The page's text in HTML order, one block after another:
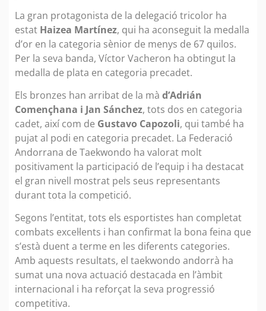
La gran protagonista de la delegació tricolor ha
estat Haizea Martínez, qui ha aconseguit la medalla
d’or en la categoria sènior de menys de 67 quilos.
Per la seva banda, Víctor Vacheron ha obtingut la
medalla de plata en categoria precadet.
Els bronzes han arribat de la mà d’Adrián
Començhana i Jan Sánchez, tots dos en categoria
cadet, així com de Gustavo Capozoli, qui també ha
pujat al podi en categoria precadet. La Federació
Andorrana de Taekwondo ha valorat molt
positivament la participació de l’equip i ha destacat
el gran nivell mostrat pels seus representants
durant tota la competició.
Segons l’entitat, tots els esportistes han completat
combats excel·lents i han confirmat la bona feina que
s’està duent a terme en les diferents categories.
Amb aquests resultats, el taekwondo andorrà ha
sumat una nova actuació destacada en l’àmbit
internacional i ha reforçat la seva progressió
competitiva.